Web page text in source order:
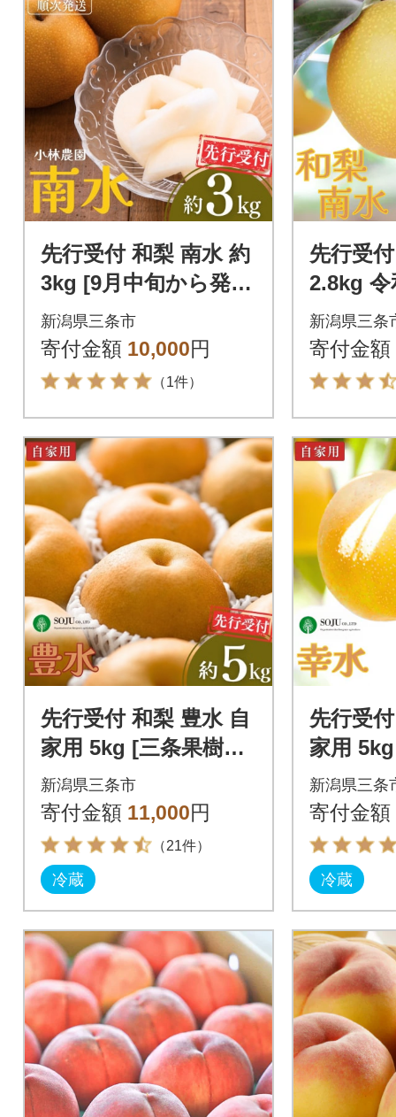
先行受付 和梨 南水 約
3kg [9月中旬から発送
予定] 新潟県産 [小林
農園] 【012S040】
新潟県三条市
寄付金額 10,000円
（1件）
先行受
2.8kg 令
県 三条
7】
新潟県三条
寄付金額
先行受付 和梨 豊水 自
家用 5kg [三条果樹専
門家集団] 【010P05
5】
新潟県三条市
寄付金額 11,000円
（21件）
冷蔵
先行受
家用
門家集
7】
新潟県三条
寄付金額
冷蔵